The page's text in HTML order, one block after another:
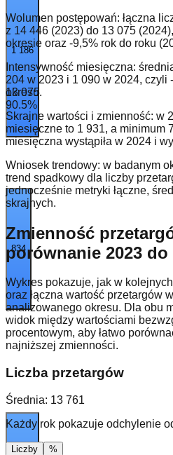
1 186
834
13 075
90.5%
Wolumen postępowań: łączna
z 14 446 (2023) do 13 075
okresie oraz -9,5% rok do roku
Intensywność miesięczna:
204 w 2023 i 1 090 w 2024, czyli
okresu.
Skrajne wartości i zmienność: w
miesięczne to 1 931, a minimum
miesięczna wystąpiła w 2024 i
Wniosek trendowy: w badanym
trend spadkowy dla liczby
jednocześnie metryki łączne,
skrajnych.
Zmienność
porównanie 2023 do
Wykres pokazuje, jak w
oraz łączna wartość przetargów
analizowanego okresu. Dla obu
widok między wartościami
procentowym, aby łatwo
najniższej zmienności.
Liczba przetargów
Średnia: 13 761
Każdy rok pokazuje odchylenie
Liczby %